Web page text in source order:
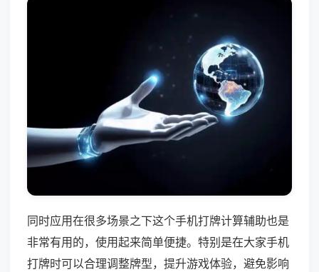
同时应用在很多场景之下这个手机打牌计算辅助也是
非常有用的，使用起来简单便捷。特别是在大家手机
打牌时可以合理调整牌型，提升游戏体验，避免影响